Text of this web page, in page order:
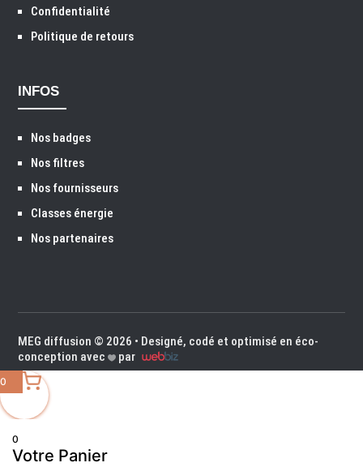
Confidentialité
Politique de retours
INFOS
Nos badges
Nos filtres
Nos fournisseurs
Classes énergie
Nos partenaires
MEG diffusion © 2026 • Designé, codé et optimisé en éco-
conception avec
par
0
0
Votre Panier